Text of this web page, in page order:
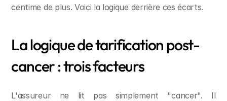
centime de plus. Voici la logique derrière ces écarts.
La logique de tarification post-
cancer : trois facteurs
L'assureur ne lit pas simplement "cancer". Il